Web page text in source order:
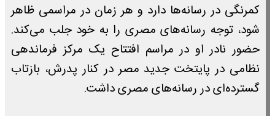
کمرنگی در رسانه‌ها دارد و هر زمان در مراسمی ظاهر
شود، توجه رسانه‌های مصری را به خود جلب می‌کند.
حضور نادر او در مراسم افتتاح یک مرکز فرماندهی
نظامی در پایتخت جدید مصر در کنار پدرش، بازتاب
گسترده‌ای در رسانه‌های مصری داشت.